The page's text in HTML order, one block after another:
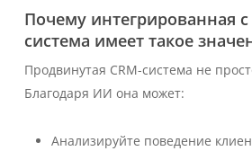
Почему интегрированная
система имеет такое
Продвинутая CRM-система не
Благодаря ИИ она может:
Анализируйте поведение